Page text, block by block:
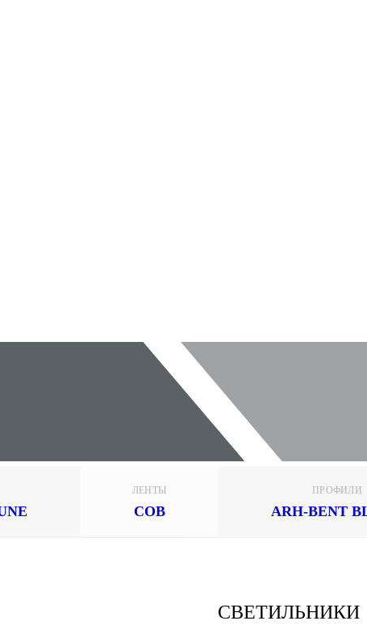
ЛЕНТЫ
COB
ПРОФИЛИ
ARH-BENT
СВЕТИЛЬНИКИ